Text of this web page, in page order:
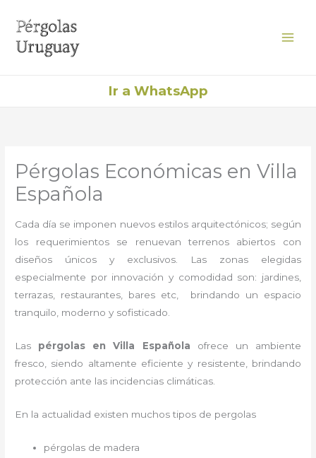
contenido
Ir a WhatsApp
Pérgolas Económicas en Villa
Española
Cada día se imponen nuevos estilos arquitectónicos; según
los requerimientos se renuevan terrenos abiertos con
diseños únicos y exclusivos. Las zonas elegidas
especialmente por innovación y comodidad son: jardines,
terrazas, restaurantes, bares etc, brindando un espacio
tranquilo, moderno y sofisticado.
Las pérgolas en Villa Española ofrece un ambiente
fresco, siendo altamente eficiente y resistente, brindando
protección ante las incidencias climáticas.
En la actualidad existen muchos tipos de pergolas
pérgolas de madera